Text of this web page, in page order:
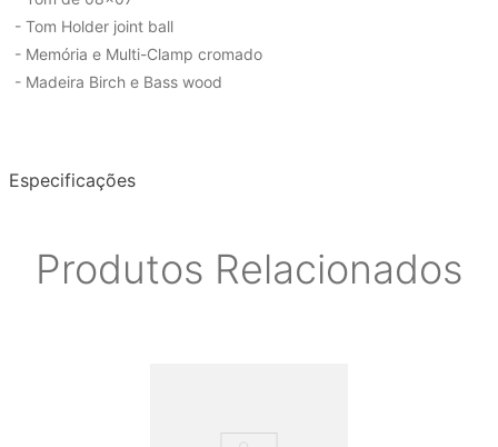
- Tom Holder joint ball
- Memória e Multi-Clamp cromado
- Madeira Birch e Bass wood
Especificações
Produtos Relacionados